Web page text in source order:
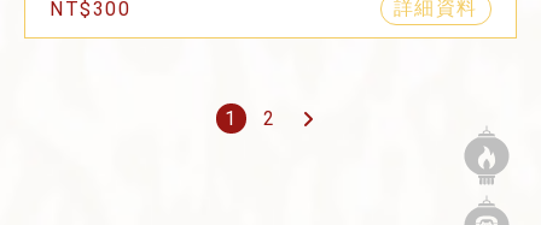
NT$300 詳細資料
1 2